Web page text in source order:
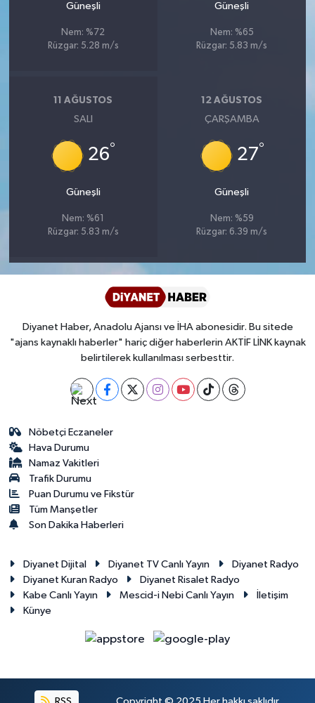
Güneşli
Nem: %72
Rüzgar: 5.28 m/s
Güneşli
Nem: %65
Rüzgar: 5.83 m/s
11 AĞUSTOS
SALI
26°
Güneşli
Nem: %61
Rüzgar: 5.83 m/s
12 AĞUSTOS
ÇARŞAMBA
27°
Güneşli
Nem: %59
Rüzgar: 6.39 m/s
Diyanet Haber, Anadolu Ajansı ve İHA abonesidir. Bu sitede
"ajans kaynaklı haberler" hariç diğer haberlerin AKTİF LİNK kaynak
belirtilerek kullanılması serbesttir.
Nöbetçi Eczaneler
Hava Durumu
Namaz Vakitleri
Trafik Durumu
Puan Durumu ve Fikstür
Tüm Manşetler
Son Dakika Haberleri
Diyanet Dijital Diyanet TV Canlı Yayın
Diyanet Radyo
Diyanet Kuran Radyo
Diyanet Risalet Radyo
Kabe Canlı Yayın
Mescid-i Nebi Canlı Yayın
İletişim
Künye
Çorum Müftülüğü
Denizli Müftülüğü
Düzce Müftülüğü
Edirne Müftülüğü
Elazığ Müftülüğü
Erzincan Müftülüğü
Eskişehir Müftülüğü
Gaziantep Müftülüğü
Giresun Müftülüğü
Gümüşhane Müftülüğü
Hakkari Müftülüğü
Hatay Müftülüğü
Iğdır Müftülüğü
İstanbul Müftülüğü
İzmir Müftülüğü
Biyografiler
Diyanet TV
YAŞAM